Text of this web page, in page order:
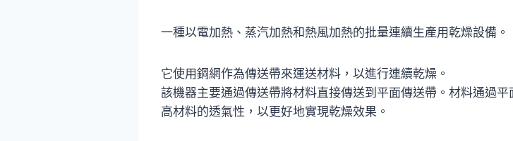
一種以電加熱、蒸汽加熱和熱風加熱的批量連續生產用乾燥設備。
它使用鋼網作為傳送帶來運送材料，以進行連續乾燥。
該機器主要通過傳送帶將材料直接傳送到平面傳送帶。材料通過
高材料的透氣性，以更好地實現乾燥效果。